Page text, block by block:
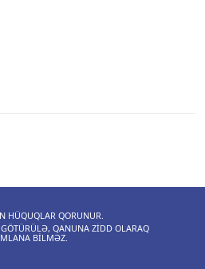
HÜQUQLAR QORUNUR.
QANUNA ZIDD OLARAQ
BILMƏZ.